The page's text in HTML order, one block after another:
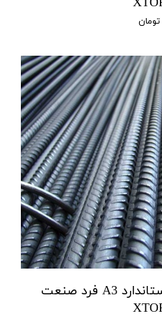
میلگرد آجدار سایز 10 استاندارد A3 فرد صنعت